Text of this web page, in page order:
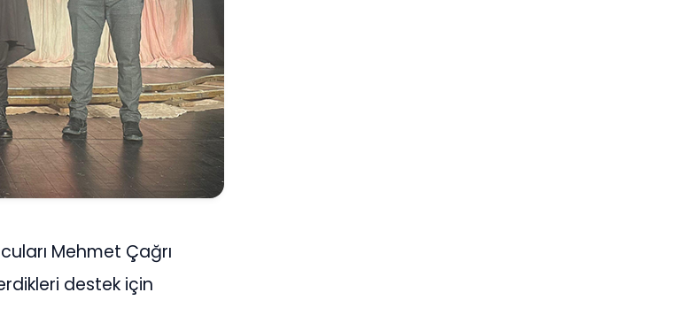
Mehmet Çağrı
destek için